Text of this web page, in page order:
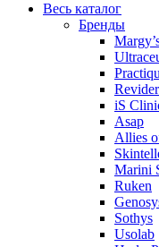
Весь каталог
Бренды
iS
Asap
Allies
Marini
Ruken
Sothys
Usolab